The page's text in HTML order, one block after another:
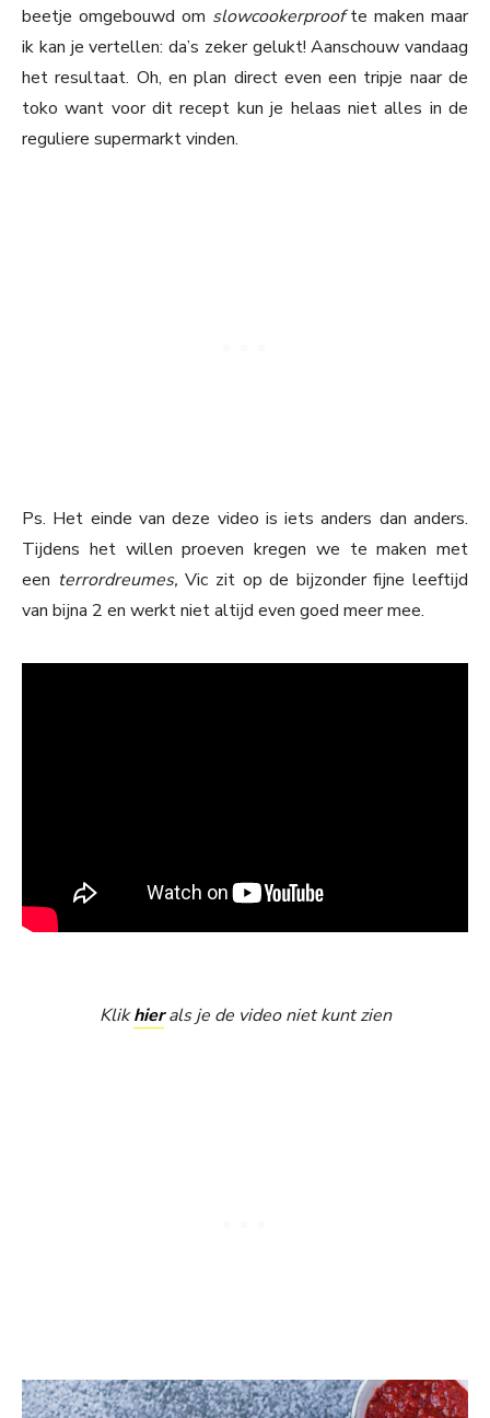
beetje omgebouwd om slowcookerproofte maken maar
ik kan je vertellen: da’s zeker gelukt! Aanschouw vandaag
het resultaat. Oh, en plan direct even een tripje naar de
toko want voor dit recept kun je helaas niet alles in de
reguliere supermarkt vinden.
Ps. Het einde van deze video is iets anders dan anders.
Tijdens het willen proeven kregen we te maken met
een terrordreumes,Vic zit op de bijzonder fijne leeftijd
van bijna 2 en werkt niet altijd even goed meer mee.
Klikhierals je de video niet kunt zien